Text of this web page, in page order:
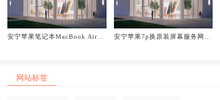
安宁苹果笔记本MacBook Air换
安宁苹果7p换原装屏幕服务网点
网站标签